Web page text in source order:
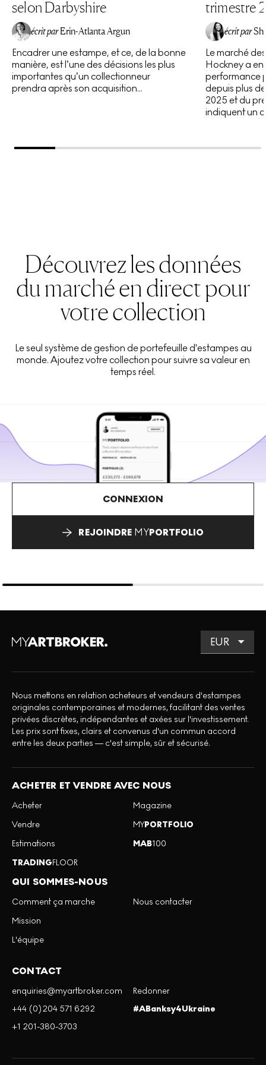
selon Darbyshire
écrit par Erin-Atlanta Argun
Encadrer une estampe, et ce, de la bonne
manière, est l’une des décisions les plus
importantes qu’un collectionneur
prendra après son acquisition...
trimestre
écrit par
Le marché
Hockney a
performance
depuis plus
2025 et du
indiquent un
Découvrez les données
du marché en direct pour
votre collection
Le seul système de gestion de portefeuille d'estampes au
monde. Ajoutez votre collection pour suivre sa valeur en
temps réel.
CONNEXION
REJOINDRE MYPORTFOLIO
Nous mettons en relation acheteurs et vendeurs d'estampes
originales contemporaines et modernes, facilitant des ventes
privées discrètes, indépendantes et axées sur l'investissement.
Les prix sont fixes, clairs et convenus d'un commun accord
entre les deux parties — c'est simple, sûr et sécurisé.
ACHETER ET VENDRE AVEC NOUS
Acheter
Vendre
Estimations
TRADINGFLOOR
Magazine
MYPORTFOLIO
MAB100
QUI SOMMES-NOUS
Comment ça marche
Mission
L'équipe
Nous contacter
CONTACT
enquiries@myartbroker.com
+44 (0)204 571 6292
+1 201-380-3703
Redonner
#ABanksy4Ukraine